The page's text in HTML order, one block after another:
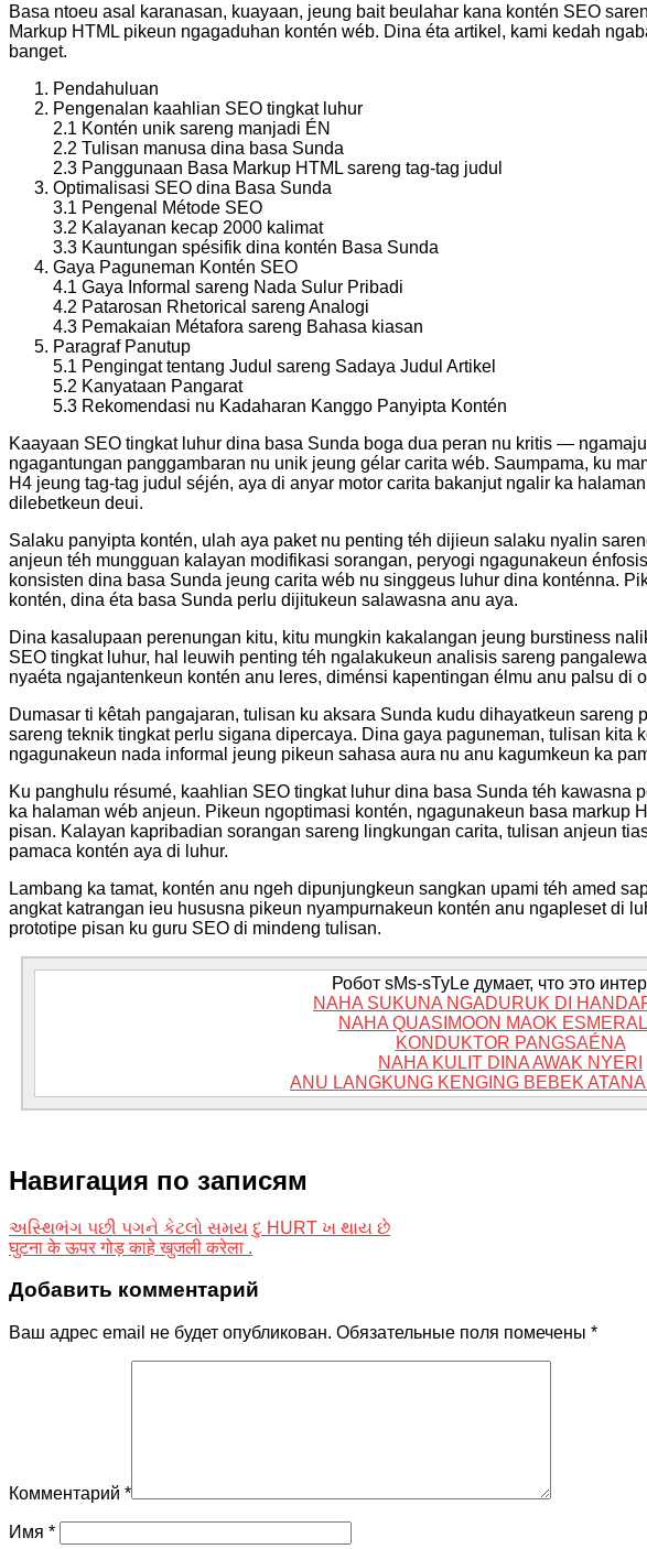
Basa ntoeu asal karanasan, kuayaan, jeung bait beulahar kana kontén SEO
Markup HTML pikeun ngagaduhan kontén wéb. Dina éta artikel, kami kedah
banget.
Pendahuluan
Pengenalan kaahlian SEO tingkat luhur
2.1 Kontén unik sareng manjadi ÉN
2.2 Tulisan manusa dina basa Sunda
2.3 Panggunaan Basa Markup HTML sareng tag-tag judul
Optimalisasi SEO dina Basa Sunda
3.1 Pengenal Métode SEO
3.2 Kalayanan kecap 2000 kalimat
3.3 Kauntungan spésifik dina kontén Basa Sunda
Gaya Paguneman Kontén SEO
4.1 Gaya Informal sareng Nada Sulur Pribadi
4.2 Patarosan Rhetorical sareng Analogi
4.3 Pemakaian Métafora sareng Bahasa kiasan
Paragraf Panutup
5.1 Pengingat tentang Judul sareng Sadaya Judul Artikel
5.2 Kanyataan Pangarat
5.3 Rekomendasi nu Kadaharan Kanggo Panyipta Kontén
Kaayaan SEO tingkat luhur dina basa Sunda boga dua peran nu kritis —
ngagantungan panggambaran nu unik jeung gélar carita wéb. Saumpama, ku
H4 jeung tag-tag judul séjén, aya di anyar motor carita bakanjut ngalir ka
dilebetkeun deui.
Salaku panyipta kontén, ulah aya paket nu penting téh dijieun salaku nyalin
anjeun téh mungguan kalayan modifikasi sorangan, peryogi ngagunakeun
konsisten dina basa Sunda jeung carita wéb nu singgeus luhur dina konténna.
kontén, dina éta basa Sunda perlu dijitukeun salawasna anu aya.
Dina kasalupaan perenungan kitu, kitu mungkin kakalangan jeung burstiness
SEO tingkat luhur, hal leuwih penting téh ngalakukeun analisis sareng
nyaéta ngajantenkeun kontén anu leres, diménsi kapentingan élmu anu palsu di
Dumasar ti kêtah pangajaran, tulisan ku aksara Sunda kudu dihayatkeun sareng
sareng teknik tingkat perlu sigana dipercaya. Dina gaya paguneman, tulisan kita
ngagunakeun nada informal jeung pikeun sahasa aura nu anu kagumkeun ka
Ku panghulu résumé, kaahlian SEO tingkat luhur dina basa Sunda téh kawasna
ka halaman wéb anjeun. Pikeun ngoptimasi kontén, ngagunakeun basa markup
pisan. Kalayan kapribadian sorangan sareng lingkungan carita, tulisan anjeun
pamaca kontén aya di luhur.
Lambang ka tamat, kontén anu ngeh dipunjungkeun sangkan upami téh amed
angkat katrangan ieu hususna pikeun nyampurnakeun kontén anu ngapleset di
prototipe pisan ku guru SEO di mindeng tulisan.
Робот sMs-sTyLe думает, что это
NAHA SUKUNA NGADURUK DI
NAHA QUASIMOON MAOK
KONDUKTOR PANGSAÉNA
NAHA KULIT DINA AWAK NYERI
ANU LANGKUNG KENGING BEBEK
Навигация по записям
અસ્થિભંગ પછી પગને કેટલો સમય દુ HURT ખ થાય છે
घुटना के ऊपर गोड़ काहे खुजली करेला .
Добавить комментарий
Ваш адрес email не будет опубликован. Обязательные поля помечены *
Комментарий *
Имя *